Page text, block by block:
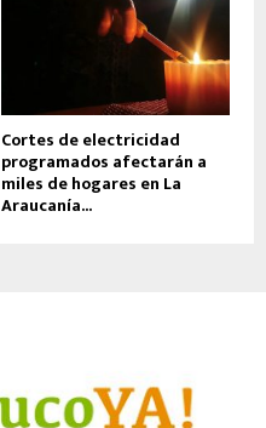
Cortes de electricidad
programados afectarán a
miles de hogares en La
Araucanía...